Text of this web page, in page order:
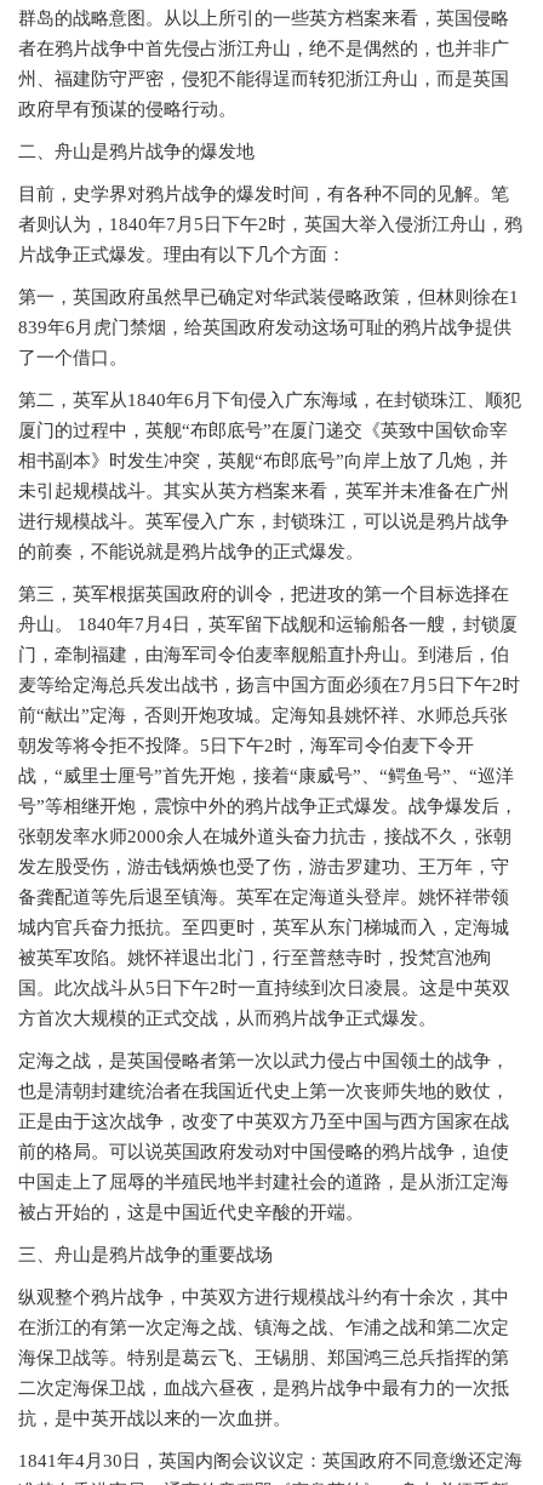
群岛的战略意图。从以上所引的一些英方档案来看，英国侵略
者在鸦片战争中首先侵占浙江舟山，绝不是偶然的，也并非广
州、福建防守严密，侵犯不能得逞而转犯浙江舟山，而是英国
政府早有预谋的侵略行动。
二、舟山是鸦片战争的爆发地
目前，史学界对鸦片战争的爆发时间，有各种不同的见解。笔
者则认为， 1840年7月5日下午2时，英国大举入侵浙江舟山，鸦
片战争正式爆发。理由有以下几个方面：
第一，英国政府虽然早已确定对华武装侵略政策，但林则徐在1
839年6月虎门禁烟，给英国政府发动这场可耻的鸦片战争提供
了一个借口。
第二，英军从1840年6月下旬侵入广东海域，在封锁珠江、顺犯
厦门的过程中，英舰“布郎底号”在厦门递交《英致中国钦命宰
相书副本》时发生冲突，英舰“布郎底号”向岸上放了几炮，并
未引起规模战斗。其实从英方档案来看，英军并未准备在广州
进行规模战斗。英军侵入广东，封锁珠江，可以说是鸦片战争
的前奏，不能说就是鸦片战争的正式爆发。
第三，英军根据英国政府的训令，把进攻的第一个目标选择在
舟山。 1840年7月4日，英军留下战舰和运输船各一艘，封锁厦
门，牵制福建，由海军司令伯麦率舰船直扑舟山。到港后，伯
麦等给定海总兵发出战书，扬言中国方面必须在7月5日下午2时
前“献出”定海，否则开炮攻城。定海知县姚怀祥、水师总兵张
朝发等将令拒不投降。5日下午2时，海军司令伯麦下令开
战，“威里士厘号”首先开炮，接着“康威号”、“鳄鱼号”、“巡洋
号”等相继开炮，震惊中外的鸦片战争正式爆发。战争爆发后，
张朝发率水师2000余人在城外道头奋力抗击，接战不久，张朝
发左股受伤，游击钱炳焕也受了伤，游击罗建功、王万年，守
备龚配道等先后退至镇海。英军在定海道头登岸。姚怀祥带领
城内官兵奋力抵抗。至四更时，英军从东门梯城而入，定海城
被英军攻陷。姚怀祥退出北门，行至普慈寺时，投梵宫池殉
国。此次战斗从5日下午2时一直持续到次日凌晨。这是中英双
方首次大规模的正式交战，从而鸦片战争正式爆发。
定海之战，是英国侵略者第一次以武力侵占中国领土的战争，
也是清朝封建统治者在我国近代史上第一次丧师失地的败仗，
正是由于这次战争，改变了中英双方乃至中国与西方国家在战
前的格局。可以说英国政府发动对中国侵略的鸦片战争，迫使
中国走上了屈辱的半殖民地半封建社会的道路，是从浙江定海
被占开始的，这是中国近代史辛酸的开端。
三、舟山是鸦片战争的重要战场
纵观整个鸦片战争，中英双方进行规模战斗约有十余次，其中
在浙江的有第一次定海之战、镇海之战、乍浦之战和第二次定
海保卫战等。特别是葛云飞、王锡朋、郑国鸿三总兵指挥的第
二次定海保卫战，血战六昼夜，是鸦片战争中最有力的一次抵
抗，是中英开战以来的一次血拼。
1841年4月30日，英国内阁会议议定：英国政府不同意缴还定海